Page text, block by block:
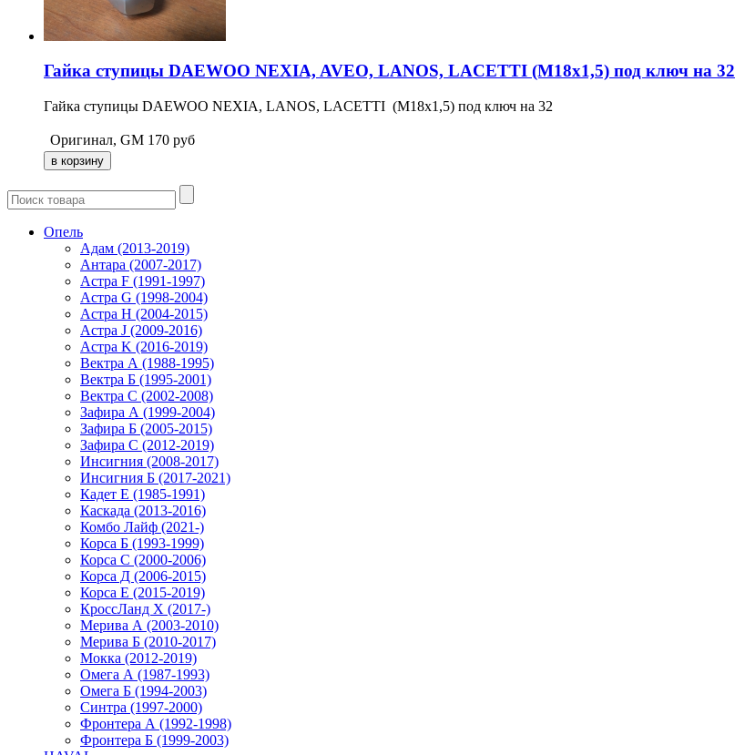
Гайка ступицы DAEWOO NEXIA, AVEO, LANOS, LACETTI (M18x1,5) под ключ на 32
Гайка ступицы DAEWOO NEXIA, LANOS, LACETTI (M18x1,5) под ключ на 32
Оригинал, GM 170 руб
Опель
Адам (2013-2019)
Антара (2007-2017)
Астра F (1991-1997)
Астра G (1998-2004)
Астра H (2004-2015)
Астра J (2009-2016)
Астра K (2016-2019)
Вектра А (1988-1995)
Вектра Б (1995-2001)
Вектра С (2002-2008)
Зафира А (1999-2004)
Зафира Б (2005-2015)
Зафира С (2012-2019)
Инсигния (2008-2017)
Инсигния Б (2017-2021)
Кадет Е (1985-1991)
Каскада (2013-2016)
Комбо Лайф (2021-)
Корса Б (1993-1999)
Корса С (2000-2006)
Корса Д (2006-2015)
Корса E (2015-2019)
КроссЛанд X (2017-)
Мерива А (2003-2010)
Мерива Б (2010-2017)
Мокка (2012-2019)
Омега А (1987-1993)
Омега Б (1994-2003)
Синтра (1997-2000)
Фронтера А (1992-1998)
Фронтера Б (1999-2003)